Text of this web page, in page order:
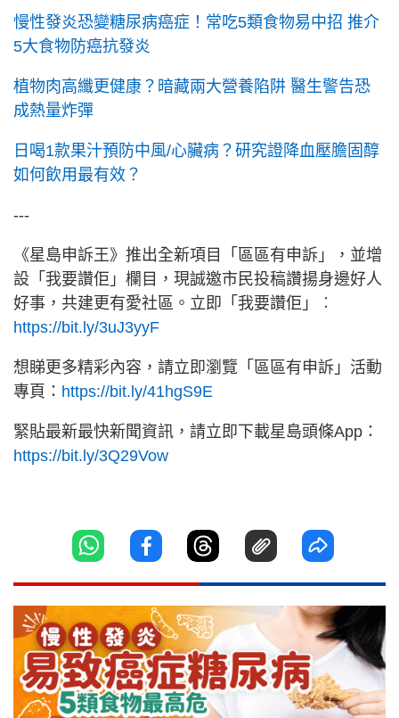
慢性發炎恐變糖尿病癌症！常吃5類食物易中招 推介
5大食物防癌抗發炎
植物肉高纖更健康？暗藏兩大營養陷阱 醫生警告恐
成熱量炸彈
日喝1款果汁預防中風/心臟病？研究證降血壓膽固醇
如何飲用最有效？
---
《星島申訴王》推出全新項目「區區有申訴」，並增
設「我要讚佢」欄目，現誠邀市民投稿讚揚身邊好人
好事，共建更有愛社區。立即「我要讚佢」︰
https://bit.ly/3uJ3yyF
想睇更多精彩內容，請立即瀏覽「區區有申訴」活動
專頁： https://bit.ly/41hgS9E
緊貼最新最快新聞資訊，請立即下載星島頭條App：
https://bit.ly/3Q29Vow